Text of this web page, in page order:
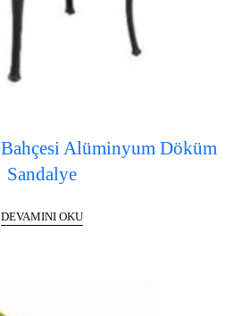
Alüminyum Döküm
Sandalye
DEVAMINI OKU